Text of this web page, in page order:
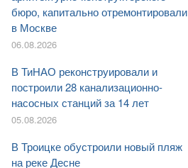
бюро, капитально отремонтировали
в Москве
06.08.2026
В ТиНАО реконструировали и
построили 28 канализационно-
насосных станций за 14 лет
05.08.2026
В Троицке обустроили новый пляж
на реке Десне